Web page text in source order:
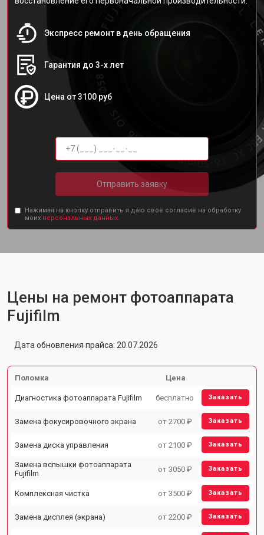
Экспресс ремонт в день обращения
Гарантия до 3-х лет
Цена от 3100 руб
Отправить заявку
Нажимая на кнопку отправить я даю свое согласие на обработку
моих персональных данных.
Цены на ремонт фотоаппарата
Fujifilm
Дата обновления прайса: 20.07.2026
Поломка Цена
Диагностика фотоаппарата Fujifilm бесплатно Заказать
Замена фокусировочного экрана от 2700 ₽ Заказать
Замена диска управления от 2100 ₽ Заказать
Замена вспышки фотоаппарата
Fujifilm
от 3050 ₽ Заказать
Комплексная чистка от 3500 ₽ Заказать
Замена дисплея (экрана) от 2200 ₽ Заказать